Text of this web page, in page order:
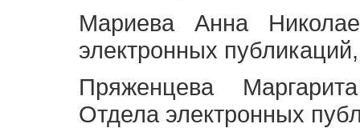
Мариева Анна
электронных
Пряженцева
Отдела электронных